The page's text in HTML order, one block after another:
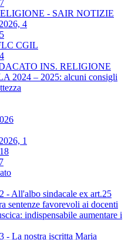
- SAIR NOTIZIE
4
CGIL
INS. RELIGIONE
2024 – 2025: alcuni consigli
1
- All'albo sindacale ex art.25
sentenze favorevoli ai docenti
indispensabile aumentare i
- La nostra iscritta Maria